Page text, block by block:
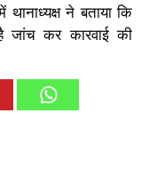
ने बताया कि
जांच कर कारवाई की